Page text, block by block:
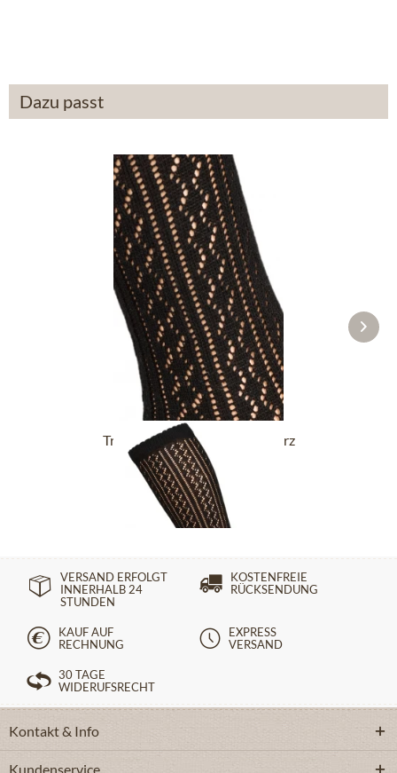
Dazu passt
Trachtensocken CS516 schwarz
14,90 €
VERSAND ERFOLGT
INNERHALB 24
STUNDEN
KOSTENFREIE
RÜCKSENDUNG
KAUF AUF
RECHNUNG
EXPRESS
VERSAND
30 TAGE
WIDERUFSRECHT
Kontakt & Info
Kundenservice